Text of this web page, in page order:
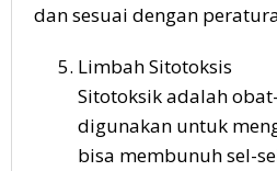
dan sesuai dengan
Limbah Sitotoksis
Sitotoksik adalah
digunakan untuk
bisa membunuh sel-